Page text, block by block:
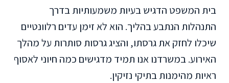
בית המשפט הדגיש בעיות משמעותיות בדרך
התנהלות הנתבע בהליך. הוא לא זימן עדים רלוונטיים
שיכלו לחזק את גרסתו, והציג גרסות סותרות על מהלך
האירוע. במשרדנו אנו תמיד מדגישים כמה חיוני לאסוף
ראיות מהימנות בתיקי נזיקין.